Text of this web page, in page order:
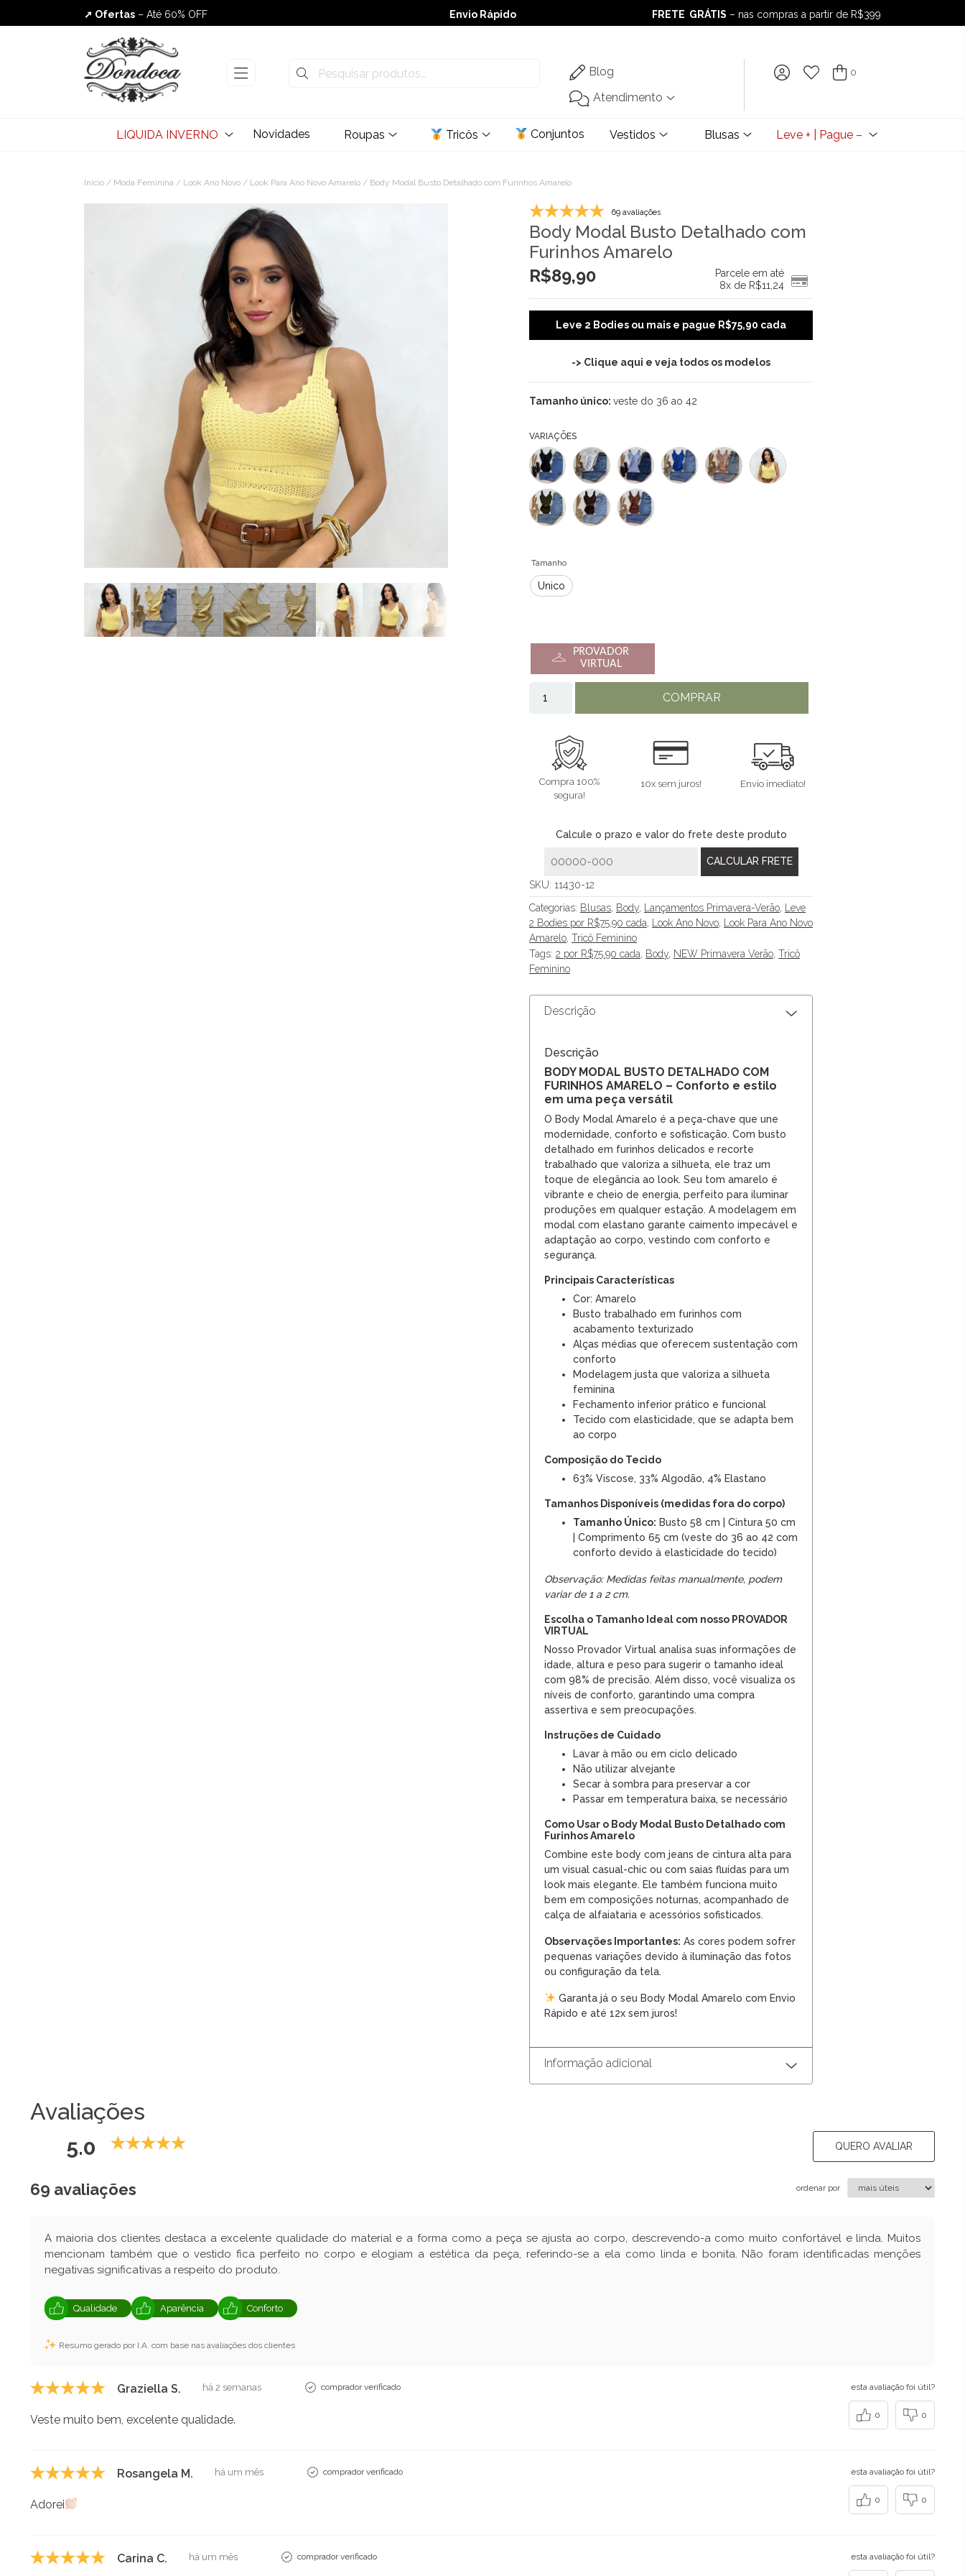
➚ Ofertas – Até 60% OFF
Envio Rápido
Envio Rápido
➚ Ofertas– Até 60% OFF
FRETE GRÁTIS – nas compras a partir de R$399
FRETE GRÁTIS– nas compras a partir de R$399
Blog
Atendimento
0
LIQUIDA INVERNO Novidades Roupas Tricôs Conjuntos Vestidos Blusas Leve + | Pague –
Início / Moda Feminina / Look Ano Novo / Look Para Ano Novo Amarelo / Body Modal Busto Detalhado com Furinhos Amarelo
69 avaliações
Body Modal Busto Detalhado com
Furinhos Amarelo
R$89,90
Parcele em até
8x de R$11,24
Leve 2 Bodies ou mais e pague R$75,90 cada
-> Clique aqui e veja todos os modelos
Tamanho único: veste do 36 ao 42
VARIAÇÕES
Tamanho
Único
PROVADOR
VIRTUAL
COMPRAR
Compra 100%
segura!
10x sem juros! Envio imediato!
Calcule o prazo e valor do frete deste produto
SKU: 11430-12
Categorias: Blusas, Body, Lançamentos Primavera-Verão,
Leve
2 Bodies por R$75,90 cada, Look Ano Novo,
Look Para Ano Novo
Amarelo, Tricô Feminino
Tags: 2 por R$75.90 cada, Body, NEW Primavera Verão, Tricô
Feminino
Descrição
Descrição
BODY MODAL BUSTO DETALHADO COM
FURINHOS AMARELO – Conforto e estilo
em uma peça versátil
O Body Modal Amarelo é a peça-chave que une
modernidade, conforto e sofisticação. Com busto
detalhado em furinhos delicados e recorte
trabalhado que valoriza a silhueta, ele traz um
toque de elegância ao look. Seu tom amarelo é
vibrante e cheio de energia, perfeito para iluminar
produções em qualquer estação. A modelagem em
modal com elastano garante caimento impecável e
adaptação ao corpo, vestindo com conforto e
segurança.
Principais Características
Cor: Amarelo
Busto trabalhado em furinhos com
acabamento texturizado
Alças médias que oferecem sustentação com
conforto
Modelagem justa que valoriza a silhueta
feminina
Fechamento inferior prático e funcional
Tecido com elasticidade, que se adapta bem
ao corpo
Composição do Tecido
63% Viscose, 33% Algodão, 4% Elastano
Tamanhos Disponíveis (medidas fora do corpo)
Tamanho Único: Busto 58 cm | Cintura 50 cm
| Comprimento 65 cm (veste do 36 ao 42 com
conforto devido à elasticidade do tecido)
Observação: Medidas feitas manualmente, podem
variar de 1 a 2 cm.
Escolha o Tamanho Ideal com nosso PROVADOR
VIRTUAL
Nosso Provador Virtual analisa suas informações de
idade, altura e peso para sugerir o tamanho ideal
com 98% de precisão. Além disso, você visualiza os
níveis de conforto, garantindo uma compra
assertiva e sem preocupações.
Instruções de Cuidado
Lavar à mão ou em ciclo delicado
Não utilizar alvejante
Secar à sombra para preservar a cor
Passar em temperatura baixa, se necessário
Como Usar o Body Modal Busto Detalhado com
Furinhos Amarelo
Combine este body com jeans de cintura alta para
um visual casual-chic ou com saias fluídas para um
look mais elegante. Ele também funciona muito
bem em composições noturnas, acompanhado de
calça de alfaiataria e acessórios sofisticados.
Observações Importantes: As cores podem sofrer
pequenas variações devido à iluminação das fotos
ou configuração da tela.
Garanta já o seu Body Modal Amarelo com Envio
Rápido e até 12x sem juros!
Informação adicional
Avaliações
5.0 QUERO AVALIAR
69 avaliações ordenar por
A maioria dos clientes destaca a excelente qualidade do material e a forma como a peça se ajusta ao corpo, descrevendo-a como muito confortável e linda. Muitos
mencionam também que o vestido fica perfeito no corpo e elogiam a estética da peça, referindo-se a ela como linda e bonita. Não foram identificadas menções
negativas significativas a respeito do produto.
Qualidade Aparência Conforto
Resumo gerado por I.A. com base nas avaliações dos clientes
Graziella S. há 2 semanas comprador verificado
Veste muito bem, excelente qualidade.
esta avaliação foi útil?
0 0
Rosangela M. há um mês comprador verificado
Adorei
esta avaliação foi útil?
0 0
Carina C. há um mês comprador verificado esta avaliação foi útil?